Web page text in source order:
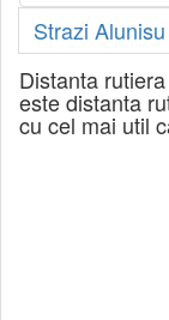
Strazi Alunisu
Distanta
este distanta
cu cel mai util